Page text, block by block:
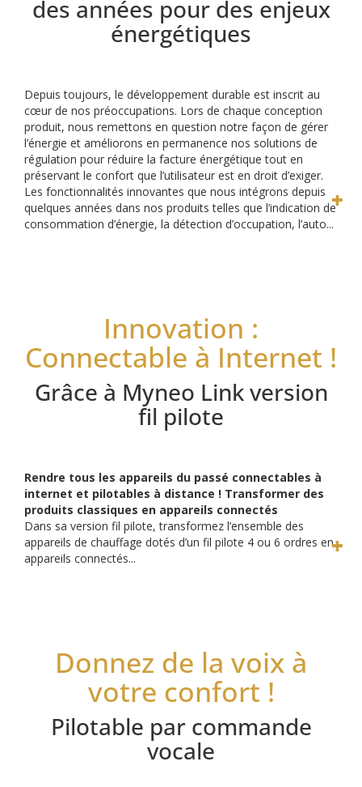
des années pour des enjeux
énergétiques
Depuis toujours, le développement durable est inscrit au
cœur de nos préoccupations. Lors de chaque conception
produit, nous remettons en question notre façon de gérer
l’énergie et améliorons en permanence nos solutions de
régulation pour réduire la facture énergétique tout en
préservant le confort que l’utilisateur est en droit d’exiger.
Les fonctionnalités innovantes que nous intégrons depuis
quelques années dans nos produits telles que l’indication de
consommation d’énergie, la détection d’occupation, l’auto...
Innovation :
Connectable à Internet !
Grâce à Myneo Link version
fil pilote
Rendre tous les appareils du passé connectables à
internet et pilotables à distance ! Transformer des
produits classiques en appareils connectés
Dans sa version fil pilote, transformez l’ensemble des
appareils de chauffage dotés d’un fil pilote 4 ou 6 ordres en
appareils connectés...
Donnez de la voix à
votre confort !
Pilotable par commande
vocale